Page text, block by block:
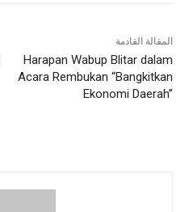
المقالة القادمة
Harapan Wabup Blitar dalam
Acara Rembukan “Bangkitkan
Ekonomi Daerah”